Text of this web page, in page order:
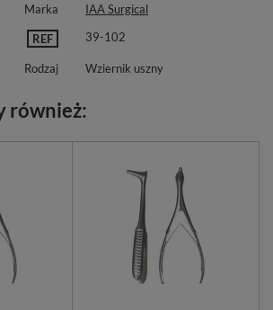
Marka IAA Surgical
REF 39-102
Rodzaj Wziernik uszny
również: